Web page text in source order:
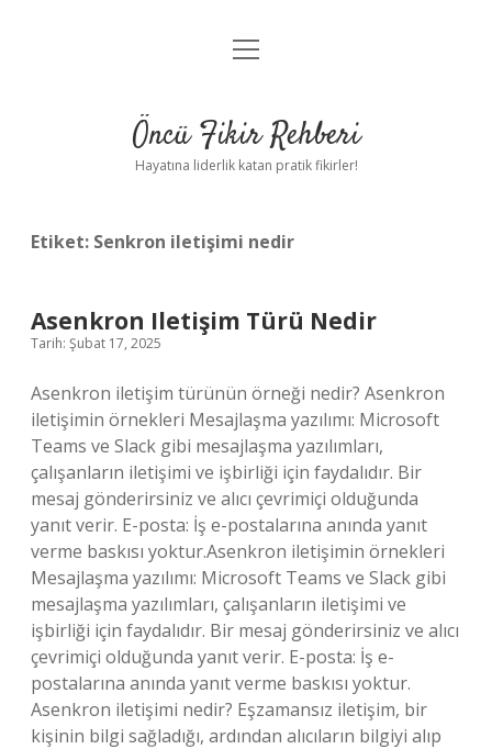
Anasayfa
Yasal Uyarı
menüyü
Öncü Fikir Rehberi
Hayatına liderlik katan pratik fikirler!
Etiket: Senkron iletişimi nedir
Asenkron Iletişim Türü Nedir
Tarih: Şubat 17, 2025
Asenkron iletişim türünün örneği nedir? Asenkron
iletişimin örnekleri Mesajlaşma yazılımı: Microsoft
Teams ve Slack gibi mesajlaşma yazılımları,
çalışanların iletişimi ve işbirliği için faydalıdır. Bir
mesaj gönderirsiniz ve alıcı çevrimiçi olduğunda
yanıt verir. E-posta: İş e-postalarına anında yanıt
verme baskısı yoktur.Asenkron iletişimin örnekleri
Mesajlaşma yazılımı: Microsoft Teams ve Slack gibi
mesajlaşma yazılımları, çalışanların iletişimi ve
işbirliği için faydalıdır. Bir mesaj gönderirsiniz ve alıcı
çevrimiçi olduğunda yanıt verir. E-posta: İş e-
postalarına anında yanıt verme baskısı yoktur.
Asenkron iletişimi nedir? Eşzamansız iletişim, bir
kişinin bilgi sağladığı, ardından alıcıların bilgiyi alıp